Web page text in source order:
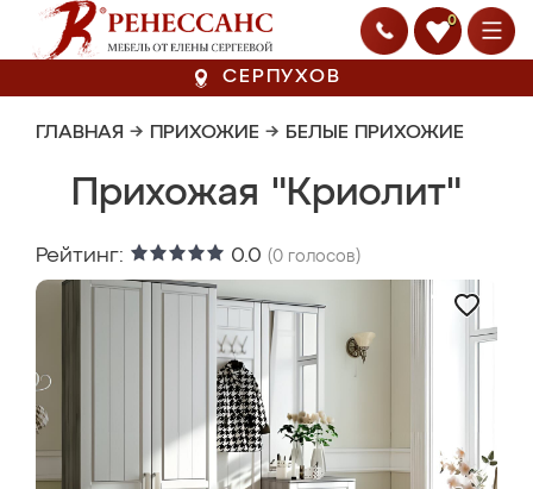
0
СЕРПУХОВ
ГЛАВНАЯ → ПРИХОЖИЕ → БЕЛЫЕ ПРИХОЖИЕ
Прихожая "Криолит"
Рейтинг: 0.0 (0 голосов)